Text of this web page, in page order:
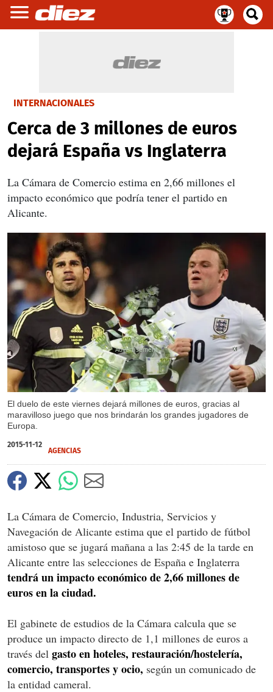
INTERNACIONALES
Cerca de 3 millones de euros
dejará España vs Inglaterra
La Cámara de Comercio estima en 2,66 millones el
impacto económico que podría tener el partido en
Alicante.
El duelo de este viernes dejará millones de euros, gracias al
maravilloso juego que nos brindarán los grandes jugadores de
Europa.
X
2015-11-12
AGENCIAS
La Cámara de Comercio, Industria, Servicios y
Navegación de Alicante estima que el partido de fútbol
amistoso que se jugará mañana a las 2:45 de la tarde en
Alicante entre las selecciones de España e Inglaterra
tendrá un impacto económico de 2,66 millones de
euros en la ciudad.
El gabinete de estudios de la Cámara calcula que se
produce un impacto directo de 1,1 millones de euros a
través del gasto en hoteles, restauración/hostelería,
comercio, transportes y ocio, según un comunicado de
la entidad cameral.